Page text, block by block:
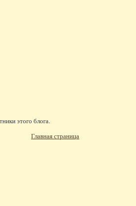
этого блога.
Главная страница